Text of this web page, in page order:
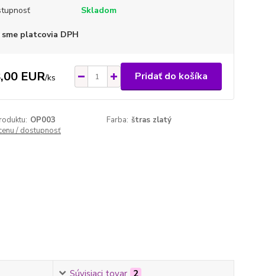
Skladom
sme platcovia DPH
EUR/ks Pridať do košíka
OP003 Farba: štras zlatý
/ dostupnosť
Súvisiaci tovar 2